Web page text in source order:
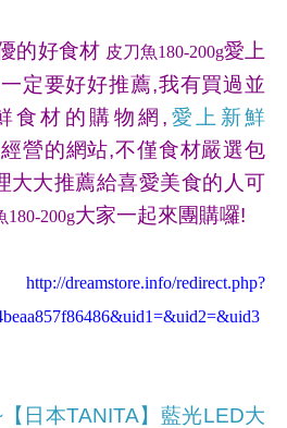
的好食材 皮刀魚180-200g愛上
定要好好推薦,我有買過並
食材的購物網, 愛上新鮮
營的網站,不僅食材嚴選包
大大推薦給喜愛美食的人可
180-200g大家一起來團購囉!
http://dreamstore.info/redirect.php?
日本TANITA】藍光LED大